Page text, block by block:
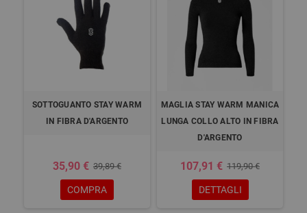
SOTTOGUANTO STAY WARM
IN FIBRA D'ARGENTO
35,90 € 39,89 €
COMPRA
MAGLIA STAY WARM MANICA
LUNGA COLLO ALTO IN FIBRA
D'ARGENTO
107,91 € 119,90 €
DETTAGLI